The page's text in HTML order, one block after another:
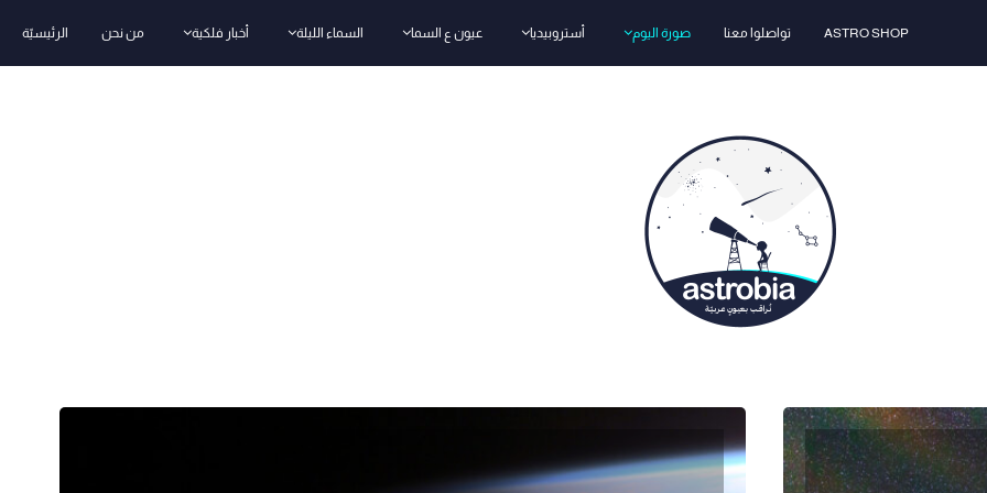
الرئيسيّة من نحن أخبار فلكية السماء الليلة عيون ع السما أستروبيديا صورة اليوم تواصلوا معنا ASTRO SHOP